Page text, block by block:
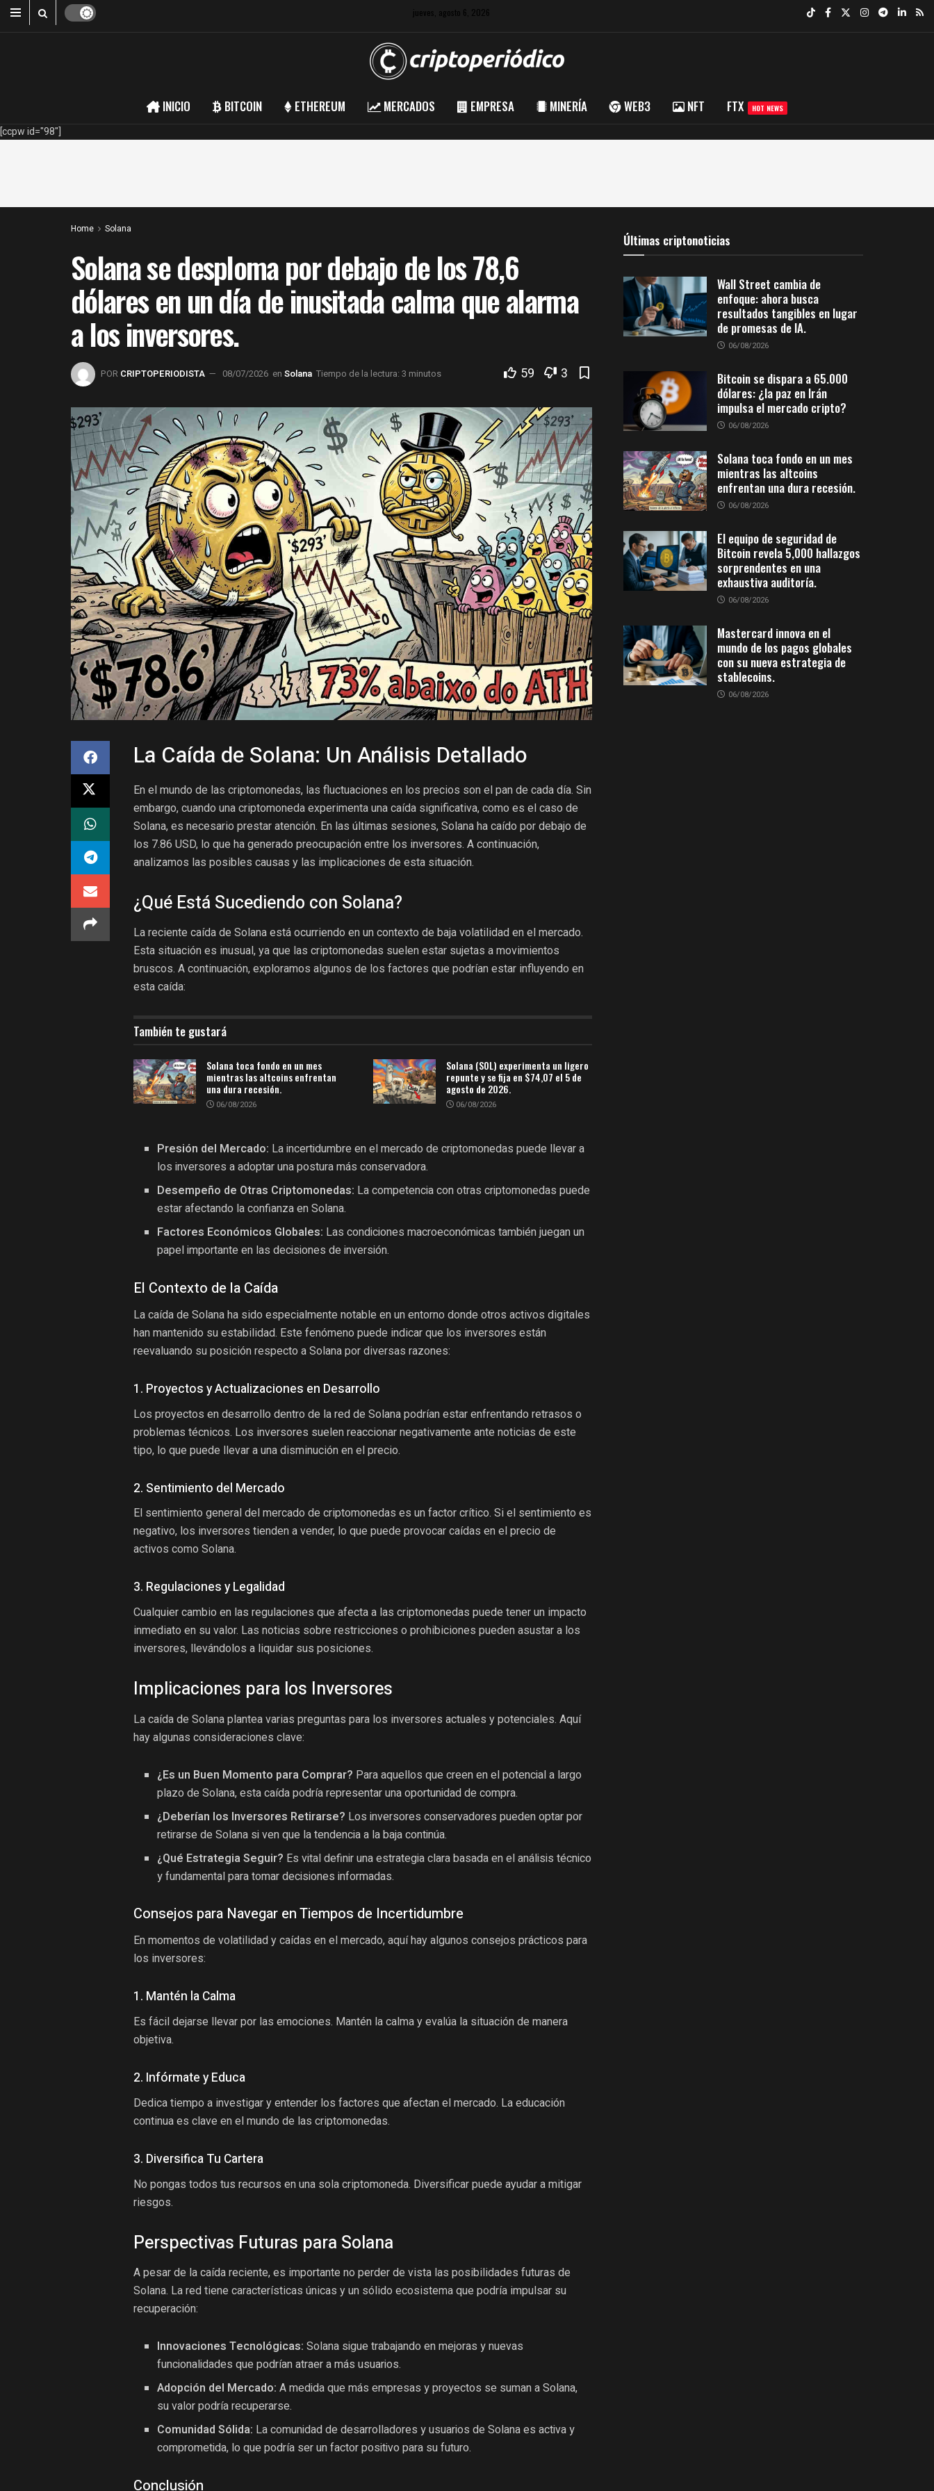
jueves, agosto 6, 2026
INICIO BITCOIN ETHEREUM MERCADOS EMPRESA MINERÍA WEB3 NFT FTX HOT NEWS
[ccpw id="98"]
Home Solana
Solana se desploma por debajo de los 78,6
dólares en un día de inusitada calma que alarma
a los inversores.
POR CRIPTOPERIODISTA 08/07/2026 en Solana Tiempo de la lectura: 3 minutos 59 3
La Caída de Solana: Un Análisis Detallado
En el mundo de las criptomonedas, las fluctuaciones en los precios son el pan de cada día. Sin
embargo, cuando una criptomoneda experimenta una caída significativa, como es el caso de
Solana, es necesario prestar atención. En las últimas sesiones, Solana ha caído por debajo de
los 7.86 USD, lo que ha generado preocupación entre los inversores. A continuación,
analizamos las posibles causas y las implicaciones de esta situación.
¿Qué Está Sucediendo con Solana?
La reciente caída de Solana está ocurriendo en un contexto de baja volatilidad en el mercado.
Esta situación es inusual, ya que las criptomonedas suelen estar sujetas a movimientos
bruscos. A continuación, exploramos algunos de los factores que podrían estar influyendo en
esta caída:
También te gustará
Solana toca fondo en un mes
mientras las altcoins enfrentan
una dura recesión.
06/08/2026
Solana (SOL) experimenta un ligero
repunte y se fija en $74,07 el 5 de
agosto de 2026.
06/08/2026
Presión del Mercado: La incertidumbre en el mercado de criptomonedas puede llevar a
los inversores a adoptar una postura más conservadora.
Desempeño de Otras Criptomonedas: La competencia con otras criptomonedas puede
estar afectando la confianza en Solana.
Factores Económicos Globales: Las condiciones macroeconómicas también juegan un
papel importante en las decisiones de inversión.
El Contexto de la Caída
La caída de Solana ha sido especialmente notable en un entorno donde otros activos digitales
han mantenido su estabilidad. Este fenómeno puede indicar que los inversores están
reevaluando su posición respecto a Solana por diversas razones:
1. Proyectos y Actualizaciones en Desarrollo
Los proyectos en desarrollo dentro de la red de Solana podrían estar enfrentando retrasos o
problemas técnicos. Los inversores suelen reaccionar negativamente ante noticias de este
tipo, lo que puede llevar a una disminución en el precio.
2. Sentimiento del Mercado
El sentimiento general del mercado de criptomonedas es un factor crítico. Si el sentimiento es
negativo, los inversores tienden a vender, lo que puede provocar caídas en el precio de
activos como Solana.
3. Regulaciones y Legalidad
Cualquier cambio en las regulaciones que afecta a las criptomonedas puede tener un impacto
inmediato en su valor. Las noticias sobre restricciones o prohibiciones pueden asustar a los
inversores, llevándolos a liquidar sus posiciones.
Implicaciones para los Inversores
La caída de Solana plantea varias preguntas para los inversores actuales y potenciales. Aquí
hay algunas consideraciones clave:
¿Es un Buen Momento para Comprar? Para aquellos que creen en el potencial a largo
plazo de Solana, esta caída podría representar una oportunidad de compra.
¿Deberían los Inversores Retirarse? Los inversores conservadores pueden optar por
retirarse de Solana si ven que la tendencia a la baja continúa.
¿Qué Estrategia Seguir? Es vital definir una estrategia clara basada en el análisis técnico
y fundamental para tomar decisiones informadas.
Consejos para Navegar en Tiempos de Incertidumbre
En momentos de volatilidad y caídas en el mercado, aquí hay algunos consejos prácticos para
los inversores:
1. Mantén la Calma
Es fácil dejarse llevar por las emociones. Mantén la calma y evalúa la situación de manera
objetiva.
2. Infórmate y Educa
Dedica tiempo a investigar y entender los factores que afectan el mercado. La educación
continua es clave en el mundo de las criptomonedas.
3. Diversifica Tu Cartera
No pongas todos tus recursos en una sola criptomoneda. Diversificar puede ayudar a mitigar
riesgos.
Perspectivas Futuras para Solana
A pesar de la caída reciente, es importante no perder de vista las posibilidades futuras de
Solana. La red tiene características únicas y un sólido ecosistema que podría impulsar su
recuperación:
Innovaciones Tecnológicas: Solana sigue trabajando en mejoras y nuevas
funcionalidades que podrían atraer a más usuarios.
Adopción del Mercado: A medida que más empresas y proyectos se suman a Solana,
su valor podría recuperarse.
Comunidad Sólida: La comunidad de desarrolladores y usuarios de Solana es activa y
comprometida, lo que podría ser un factor positivo para su futuro.
Conclusión
Últimas criptonoticias
Wall Street cambia de
enfoque: ahora busca
resultados tangibles en lugar
de promesas de IA.
06/08/2026
Bitcoin se dispara a 65.000
dólares: ¿la paz en Irán
impulsa el mercado cripto?
06/08/2026
Solana toca fondo en un mes
mientras las altcoins
enfrentan una dura recesión.
06/08/2026
El equipo de seguridad de
Bitcoin revela 5,000 hallazgos
sorprendentes en una
exhaustiva auditoría.
06/08/2026
Mastercard innova en el
mundo de los pagos globales
con su nueva estrategia de
stablecoins.
06/08/2026